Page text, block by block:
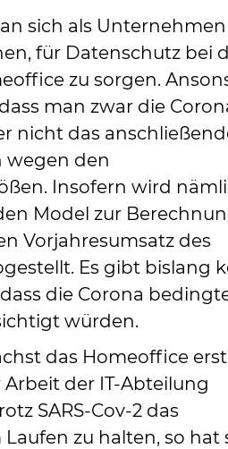
sich als Unternehmen
für Datenschutz bei
zu sorgen.
man zwar die
nicht das
wegen den
Insofern wird
Model zur
Vorjahresumsatz des
Es gibt bislang
die Corona
würden.
das Homeoffice
der IT-Abteilung
SARS-Cov-2 das
zu halten, so hat